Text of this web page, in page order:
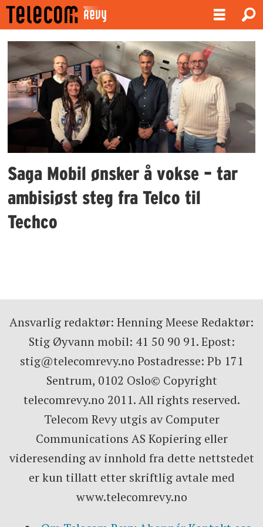
Emne:
techco
Saga Mobil ønsker å vokse – tar
ambisiøst steg fra Telco til
Techco
Ansvarlig redaktør: Henning Meese Redaktør:
Stig Øyvann mobil: 41 50 90 91. Epost:
stig@telecomrevy.no Postadresse: Pb 171
Sentrum, 0102 Oslo© Copyright
telecomrevy.no 2011. All rights reserved.
Telecom Revy utgis av Computer
Communications AS Kopiering eller
videresending av innhold fra dette nettstedet
er kun tillatt etter skriftlig avtale med
www.telecomrevy.no